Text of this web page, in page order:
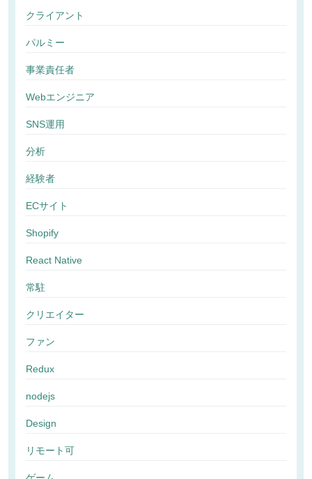
クライアント
パルミー
事業責任者
Webエンジニア
SNS運用
分析
経験者
ECサイト
Shopify
React Native
常駐
クリエイター
ファン
Redux
nodejs
Design
リモート可